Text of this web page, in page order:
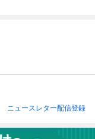
ニュースレター配信登録